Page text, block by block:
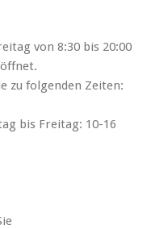
von 8:30 bis 20:00
zu folgenden Zeiten:
bis Freitag: 10-16